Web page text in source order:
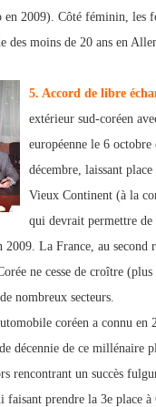
2009). Côté féminin, les
des moins de 20 ans en
5. Accord de libre
extérieur sud-coréen
européenne le 6 octobre
décembre, laissant place
Vieux Continent (à la
qui devrait permettre de
La France, au second
ne cesse de croître
nombreux secteurs.
coréen a connu en
décennie de ce millénaire
rencontrant un succès
prendre la 3e place